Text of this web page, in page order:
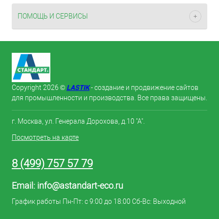
ПОМОЩЬ И СЕРВИСЫ
Copyright 2026 © LASTIK- создание и продвижение сайтов
для промышленности и производства. Все права защищены.
г. Москва, ул. Генерала Дорохова, д.10 "А".
Посмотреть на карте
8 (499) 757 57 79
Email: info@astandart-eco.ru
График работы Пн-Пт: с 9:00 до 18:00 Сб-Вс: Выходной